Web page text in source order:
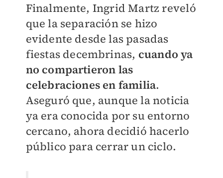
Finalmente, Ingrid Martz reveló
que la separación se hizo
evidente desde las pasadas
fiestas decembrinas, cuando ya
no compartieron las
celebraciones en familia.
Aseguró que, aunque la noticia
ya era conocida por su entorno
cercano, ahora decidió hacerlo
público para cerrar un ciclo.